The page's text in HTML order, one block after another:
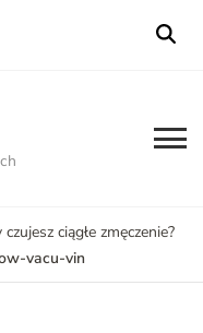
ciągłe zmęczenie?
vacu-vin